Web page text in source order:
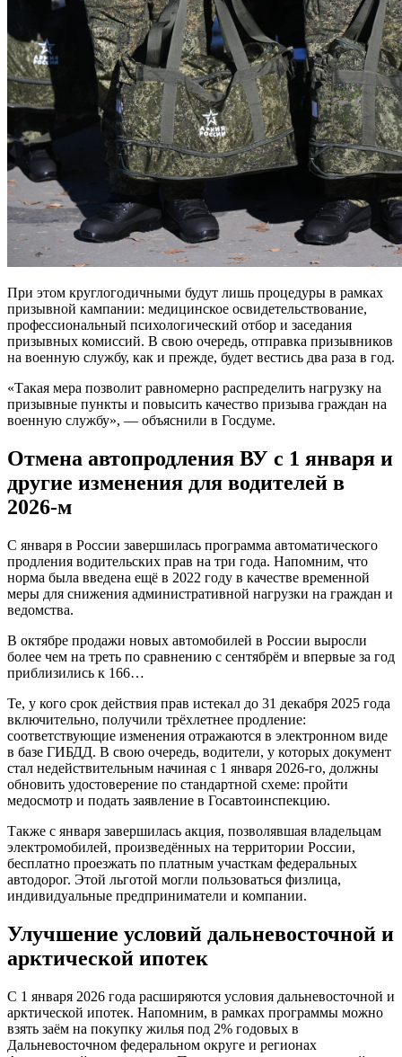
При этом круглогодичными будут лишь процедуры в рамках
призывной кампании: медицинское освидетельствование,
профессиональный психологический отбор и заседания
призывных комиссий. В свою очередь, отправка призывников
на военную службу, как и прежде, будет вестись два раза в год.
«Такая мера позволит равномерно распределить нагрузку на
призывные пункты и повысить качество призыва граждан на
военную службу», — объяснили в Госдуме.
Отмена автопродления ВУ с 1 января и
другие изменения для водителей в
2026-м
С января в России завершилась программа автоматического
продления водительских прав на три года. Напомним, что
норма была введена ещё в 2022 году в качестве временной
меры для снижения административной нагрузки на граждан и
ведомства.
В октябре продажи новых автомобилей в России выросли
более чем на треть по сравнению с сентябрём и впервые за год
приблизились к 166…
Те, у кого срок действия прав истекал до 31 декабря 2025 года
включительно, получили трёхлетнее продление:
соответствующие изменения отражаются в электронном виде
в базе ГИБДД. В свою очередь, водители, у которых документ
стал недействительным начиная с 1 января 2026-го, должны
обновить удостоверение по стандартной схеме: пройти
медосмотр и подать заявление в Госавтоинспекцию.
Также с января завершилась акция, позволявшая владельцам
электромобилей, произведённых на территории России,
бесплатно проезжать по платным участкам федеральных
автодорог. Этой льготой могли пользоваться физлица,
индивидуальные предприниматели и компании.
Улучшение условий дальневосточной и
арктической ипотек
С 1 января 2026 года расширяются условия дальневосточной и
арктической ипотек. Напомним, в рамках программы можно
взять заём на покупку жилья под 2% годовых в
Дальневосточном федеральном округе и регионах